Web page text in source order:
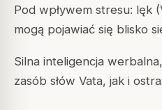
Pod wpływem stresu: lęk
mogą pojawiać się blisko
Silna inteligencja
zasób słów Vata, jak i